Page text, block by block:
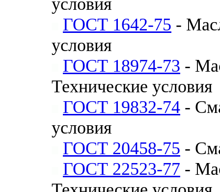
ГОСТ 1642-75 -
условия
ГОСТ 18974-73 -
Технические условия
ГОСТ 19832-74 -
условия
ГОСТ 20458-75 -
ГОСТ 22523-77 -